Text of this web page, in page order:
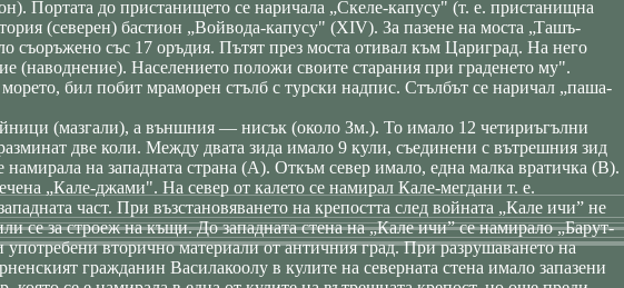
Портата до пристанището се наричала „Скеле-капусу" (т. е. пристанищна
(северен) бастион „Войвода-капусу" (XIV). За пазене на моста „Ташъ-
съоръжено със 17 оръдия. Пътят през моста отивал към Цариград. На него
(наводнение). Населението положи своите старания при граденето му".
бил побит мраморен стълб с турски надпис. Стълбът се наричал „паша-
(мазгали), а външния — нисък (около Зм.). То имало 12 четириъгълни
две коли. Между двата зида имало 9 кули, съединени с вътрешния зид
на западната страна (А). Откъм север имало, една малка вратичка (В).
„Кале-джами". На север от калето се намирал Кале-мегдани т. е.
част. При възстановяването на крепостта след войната „Кале ичи” не
се за строеж на къщи. До западната стена на „Кале ичи” се намирало „Барут-
вторично материали от античния град. При разрушаването на
гражданин Василакоолу в кулите на северната стена имало запазени